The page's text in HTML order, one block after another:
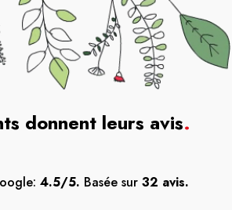
donnent leurs avis.
4.5/5. Basée sur 32 avis.